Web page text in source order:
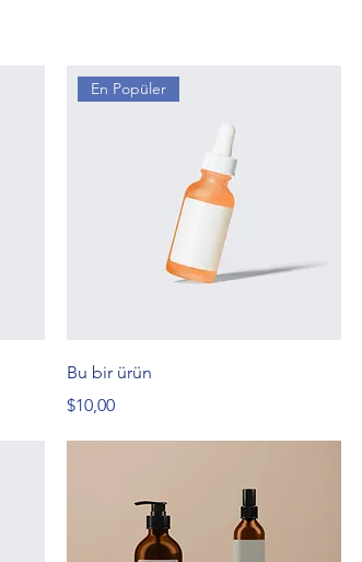
En Popüler
Bu bir ürün
Fiyat
$10,00